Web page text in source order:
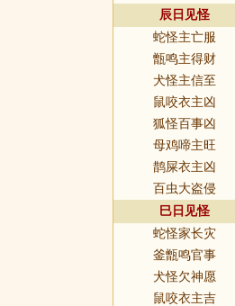
辰日见怪
蛇怪主亡服
甑鸣主得财
犬怪主信至
鼠咬衣主凶
狐怪百事凶
母鸡啼主旺
鹊屎衣主凶
百虫大盗侵
巳日见怪
蛇怪家长灾
釜甑鸣官事
犬怪欠神愿
鼠咬衣主吉